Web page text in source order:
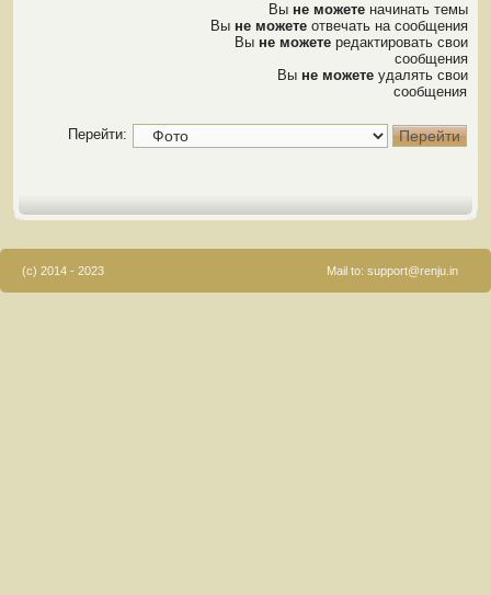
Вы не можете начинать темы
Вы не можете отвечать на сообщения
Вы не можете редактировать свои
сообщения
Вы не можете удалять свои
сообщения
Перейти:
(c) 2014 - 2023 Mail to: support@renju.in